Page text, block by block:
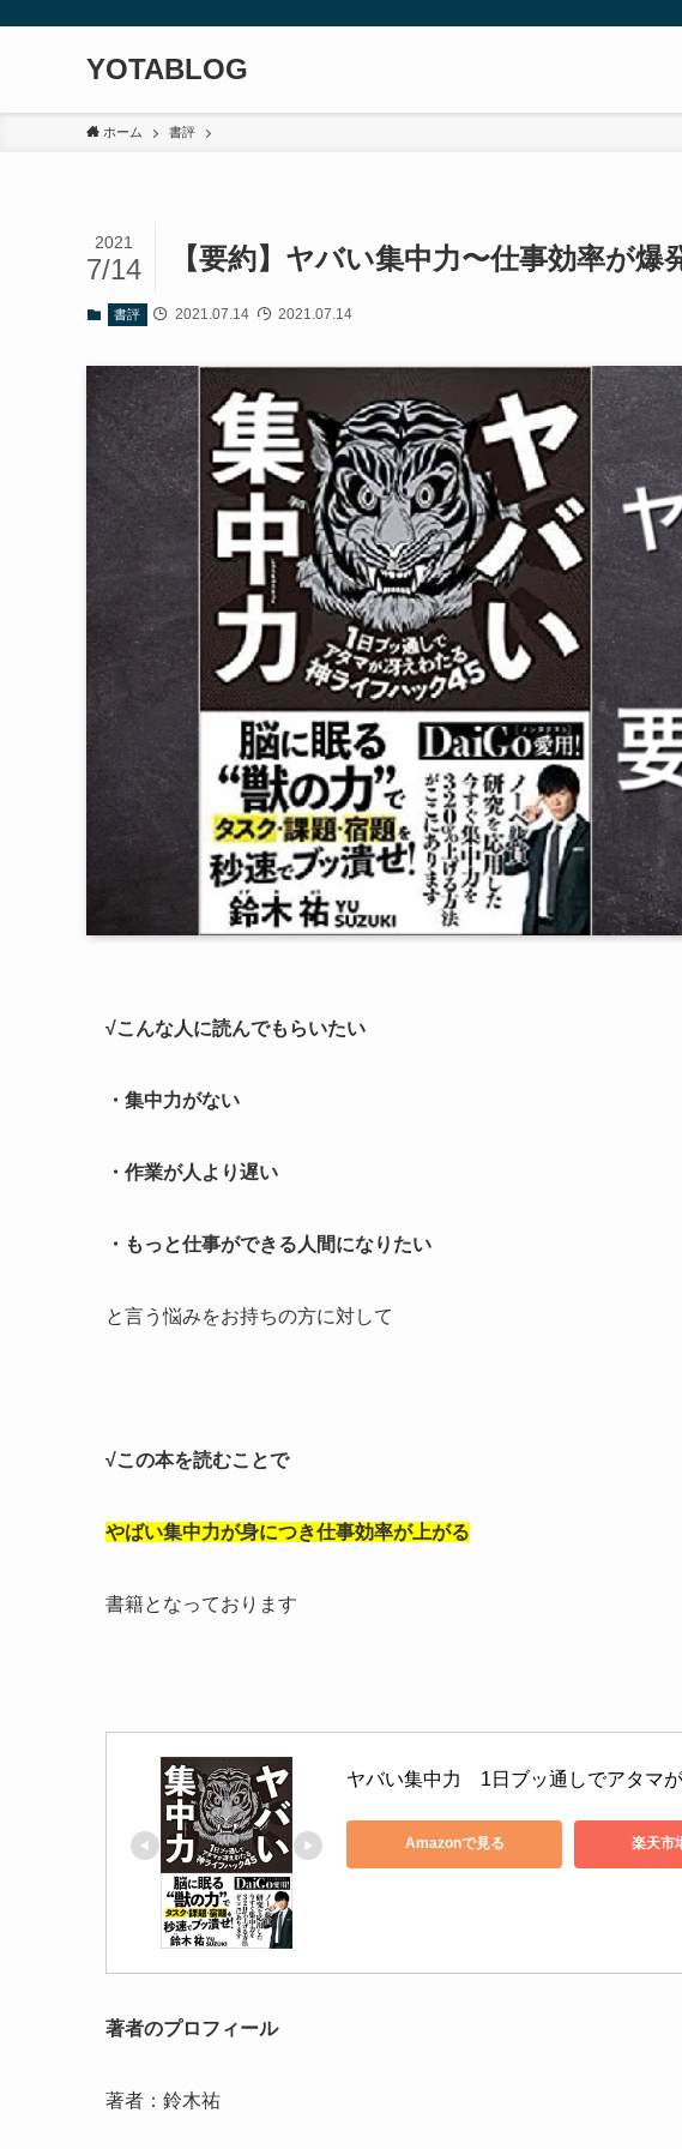
YOTABLOG
ホーム 書評
【要約】ヤバい集中力〜仕事効率が爆
2021
7/14
書評 2021.07.14 2021.07.14
√こんな人に読んでもらいたい
・集中力がない
・作業が人より遅い
・もっと仕事ができる人間になりたい
と言う悩みをお持ちの方に対して
√この本を読むことで
やばい集中力が身につき仕事効率が上がる
書籍となっております
ヤバい集中力　1日ブッ通しでアタマ
Amazonで見る 楽天市
著者のプロフィール
著者：鈴木祐